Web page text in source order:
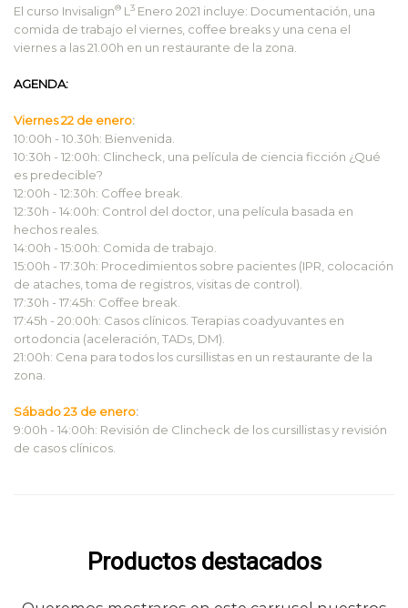
El curso Invisalign® L 3 Enero 2021 incluye: Documentación, una
comida de trabajo el viernes, coffee breaks y una cena el
viernes a las 21.00h en un restaurante de la zona.
AGENDA:
Viernes 22 de enero:
10:00h - 10.30h: Bienvenida.
10:30h - 12:00h: Clincheck, una película de ciencia ficción ¿Qué
es predecible?
12:00h - 12:30h: Coffee break
12:30h - 14:00h: Control del doctor, una película basada en
hechos reales.
14:00h - 15:00h: Comida de trabajo.
15:00h - 17:30h: Procedimientos sobre pacientes (IPR, colocación
de ataches, toma de registros, visitas de control).
17:30h - 17:45h: Coffee break
17:45h - 20:00h: Casos clínicos. Terapias coadyuvantes en
ortodoncia (aceleración, TADs, DM).
21:00h: Cena para todos los cursillistas en un restaurante de la
zona.
Sábado 23 de enero:
9:00h - 14:00h: Revisión de Clincheck de los cursillistas y revisión
de casos clínicos.
Productos destacados